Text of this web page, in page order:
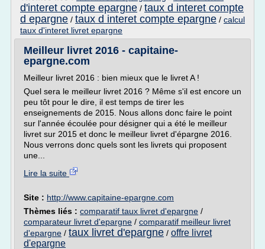
d'interet compte epargne / taux d interet compte
d epargne / taux d interet compte epargne / calcul
taux d'interet livret epargne
Meilleur livret 2016 - capitaine-
epargne.com
Meilleur livret 2016 : bien mieux que le livret A !
Quel sera le meilleur livret 2016 ? Même s'il est encore un
peu tôt pour le dire, il est temps de tirer les
enseignements de 2015. Nous allons donc faire le point
sur l'année écoulée pour désigner qui a été le meilleur
livret sur 2015 et donc le meilleur livret d'épargne 2016.
Nous verrons donc quels sont les livrets qui proposent
une...
Lire la suite
Site : http://www.capitaine-epargne.com
Thèmes liés : comparatif taux livret d'epargne /
comparateur livret d'epargne / comparatif meilleur livret
d'epargne / taux livret d'epargne / offre livret
d'epargne